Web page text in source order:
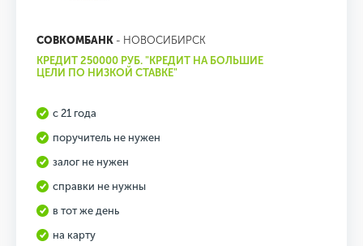
СОВКОМБАНК - НОВОСИБИРСК
КРЕДИТ 250000 РУБ. "КРЕДИТ НА БОЛЬШИЕ
ЦЕЛИ ПО НИЗКОЙ СТАВКЕ"
с 21 года
поручитель не нужен
залог не нужен
справки не нужны
в тот же день
на карту